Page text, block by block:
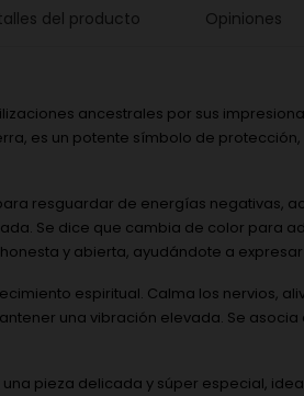
del producto Opiniones
ancestrales por sus
es un potente símbolo de
resguardar de energías negativas,
Se dice que cambia de color para
y abierta, ayudándote a
espiritual. Calma los nervios,
una vibración elevada. Se
pieza delicada y súper especial,